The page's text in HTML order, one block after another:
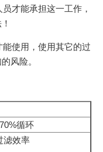
才能承担这一工作，
使用，使用其它的过
风险。
循环
滤效率